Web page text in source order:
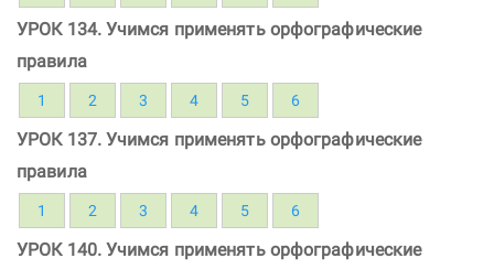
УРОК 134. Учимся применять орфографические
правила
1 2 3 4 5 6
УРОК 137. Учимся применять орфографические
правила
1 2 3 4 5 6
УРОК 140. Учимся применять орфографические